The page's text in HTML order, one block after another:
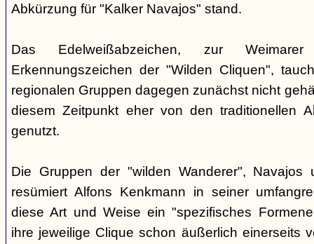
Abkürzung für "Kalker Navajos" stand.
Das Edelweißabzeichen, zur
Erkennungszeichen der "Wilden Cliquen",
regionalen Gruppen dagegen zunächst nicht
diesem Zeitpunkt eher von den traditionellen
genutzt.
Die Gruppen der "wilden Wanderer", Navajos
resümiert Alfons Kenkmann in seiner
diese Art und Weise ein "spezifisches
ihre jeweilige Clique schon äußerlich einerseits